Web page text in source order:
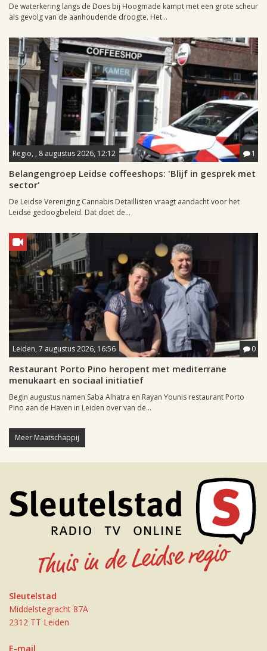
De waterkering langs de Does bij Hoogmade kampt met een grote scheur
als gevolg van de aanhoudende droogte. Het...
Regio, , 8 augustus 2026, 12:12 1
Belangengroep Leidse coffeeshops: 'Blijf in gesprek met
sector'
De Leidse Vereniging Cannabis Detaillisten vraagt aandacht voor het
Leidse gedoogbeleid. Dat doet de...
Leiden, 7 augustus 2026, 16:56 0
Restaurant Porto Pino heropent met mediterrane
menukaart en sociaal initiatief
Begin augustus namen Saba Alhatra en Rayan Younis restaurant Porto
Pino aan de Haven in Leiden over van de...
Meer Maatschappij
Sleutelstad
Middelstegracht 87A
2312 TT Leiden
E-mail